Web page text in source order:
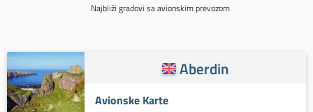
Najbliži gradovi sa avionskim prevozom
Aberdin
Avionske Karte